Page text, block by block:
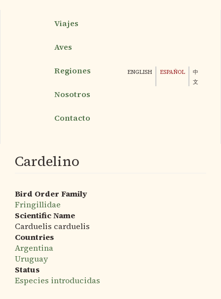
Viajes
Aves
Regiones
Nosotros
Contacto
ENGLISH ESPAÑOL
中
文
Cardelino
Bird Order Family
Fringillidae
Scientific Name
Carduelis carduelis
Countries
Argentina
Uruguay
Status
Especies introducidas